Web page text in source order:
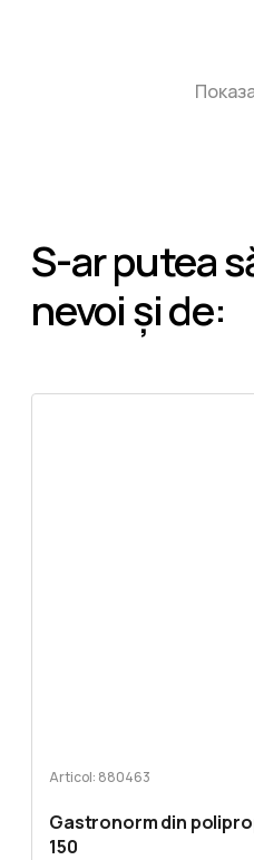
S-ar putea
nevoi și de:
Articol: 880463
Gastronorm din
150